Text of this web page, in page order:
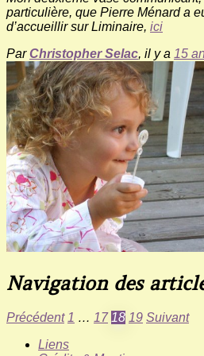
particulière, que Pierre Ménard a
d’accueillir sur Liminaire, ici
ParChristopher Selac, il y a 15
Navigation des
Précédent 1 … 17 18 19 Suivant
Liens